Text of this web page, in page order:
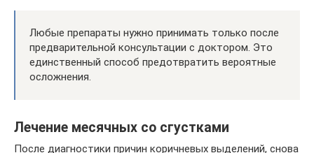
Любые препараты нужно принимать только после
предварительной консультации с доктором. Это
единственный способ предотвратить вероятные
осложнения.
Лечение месячных со сгустками
После диагностики причин коричневых выделений, снова